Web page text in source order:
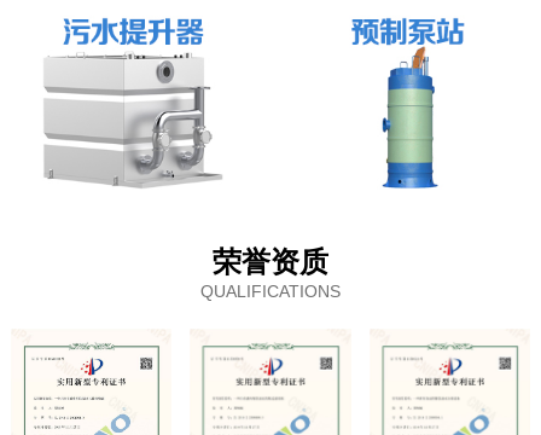
荣誉资质
QUALIFICATIONS